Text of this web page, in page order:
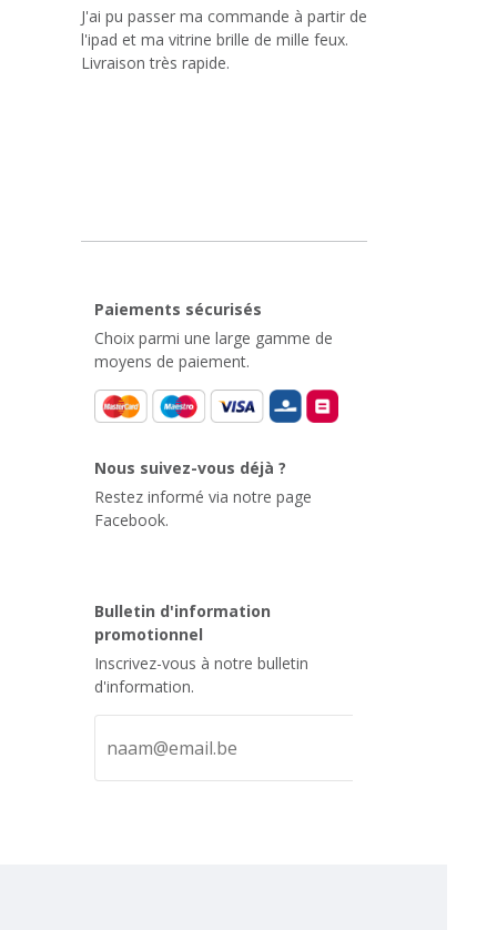
J'ai pu passer ma commande à partir de
l'ipad et ma vitrine brille de mille feux.
Livraison très rapide.
Paiements sécurisés
Choix parmi une large gamme de
moyens de paiement.
Nous suivez-vous déjà ?
Restez informé via notre page
Facebook.
Bulletin d'information
promotionnel
Inscrivez-vous à notre bulletin
d'information.